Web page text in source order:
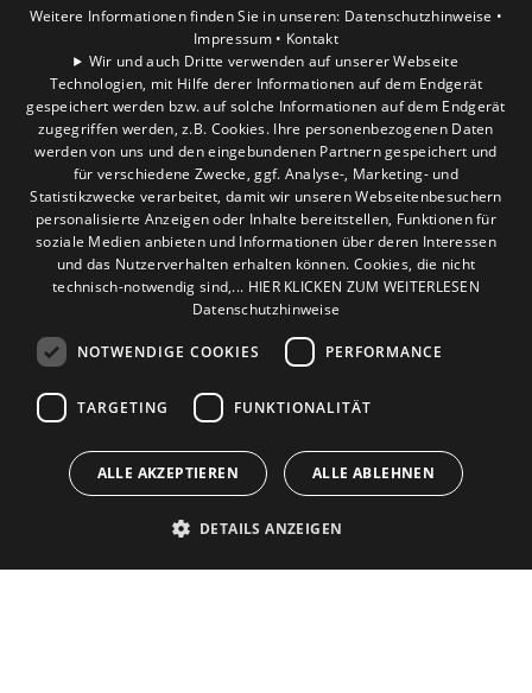
Leistungen
Privatkunden
Gewerbekunden
Karriere
Unternehmen
Standort
Hürth
Weitere Informationen finden Sie in unseren: Datenschutzhinweise •
Impressum • Kontakt
Wir und auch Dritte verwenden auf unserer Webseite
Technologien, mit Hilfe derer Informationen auf dem Endgerät
gespeichert werden bzw. auf solche Informationen auf dem Endgerät
zugegriffen werden, z.B. Cookies. Ihre personenbezogenen Daten
werden von uns und den eingebundenen Partnern gespeichert und
für verschiedene Zwecke, ggf. Analyse-, Marketing- und
Statistikzwecke verarbeitet, damit wir unseren Webseitenbesuchern
personalisierte Anzeigen oder Inhalte bereitstellen, Funktionen für
soziale Medien anbieten und Informationen über deren Interessen
und das Nutzerverhalten erhalten können. Cookies, die nicht
technisch-notwendig sind,... HIER KLICKEN ZUM WEITERLESEN
Datenschutzhinweise
NOTWENDIGE COOKIES PERFORMANCE
TARGETING FUNKTIONALITÄT
ALLE AKZEPTIEREN ALLE ABLEHNEN
DETAILS ANZEIGEN